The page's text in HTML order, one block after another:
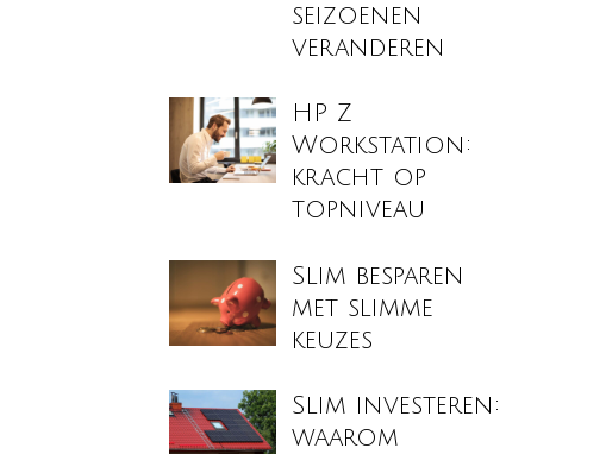
seizoenen
veranderen
HP Z
Workstation:
kracht op
topniveau
Slim besparen
met slimme
keuzes
Slim investeren:
waarom